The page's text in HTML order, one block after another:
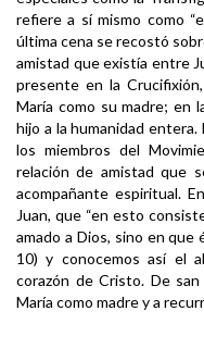
refiere a sí mismo como
última cena se recostó
amistad que existía entre
presente en la
María como su madre; en
hijo a la humanidad entera.
los miembros del
relación de amistad que
acompañante espiritual.
Juan, que “en esto
amado a Dios, sino en que
10) y conocemos así el
corazón de Cristo. De
María como madre y a